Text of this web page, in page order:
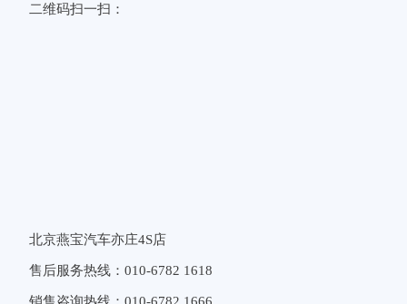
二维码扫一扫：
北京燕宝汽车亦庄4S店
售后服务热线：010-6782 1618
销售咨询热线：010-6782 1666